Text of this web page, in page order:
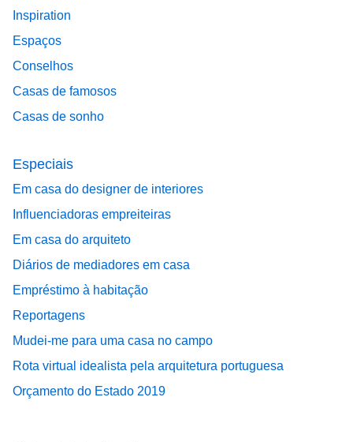
Inspiration
Espaços
Conselhos
Casas de famosos
Casas de sonho
Especiais
Em casa do designer de interiores
Influenciadoras empreiteiras
Em casa do arquiteto
Diários de mediadores em casa
Empréstimo à habitação
Reportagens
Mudei-me para uma casa no campo
Rota virtual idealista pela arquitetura portuguesa
Orçamento do Estado 2019